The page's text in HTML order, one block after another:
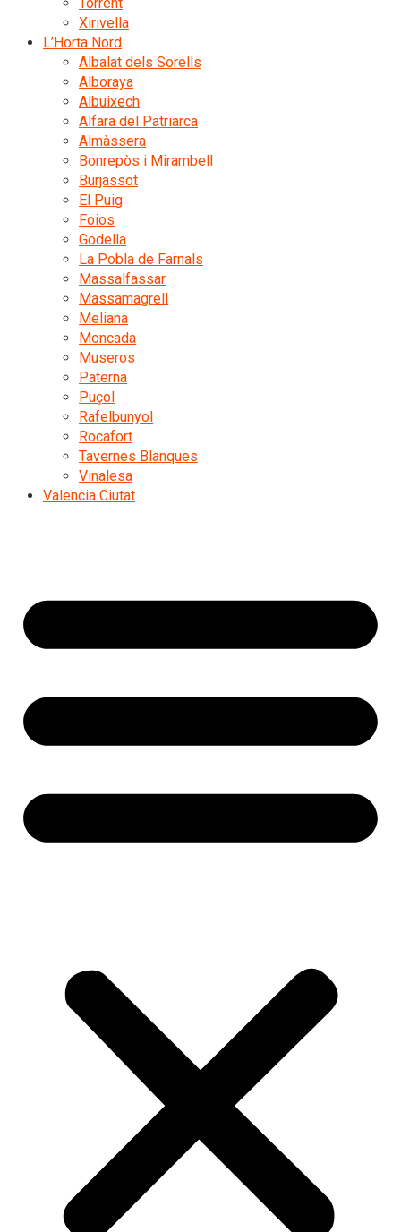
Xirivella
L’Horta Nord
Albalat dels Sorells
Alboraya
Albuixech
Alfara del Patriarca
Almàssera
Bonrepòs i Mirambell
Burjassot
El Puig
Foios
Godella
La Pobla de Farnals
Massalfassar
Massamagrell
Meliana
Moncada
Museros
Paterna
Puçol
Rafelbunyol
Rocafort
Tavernes Blanques
Vinalesa
Valencia Ciutat